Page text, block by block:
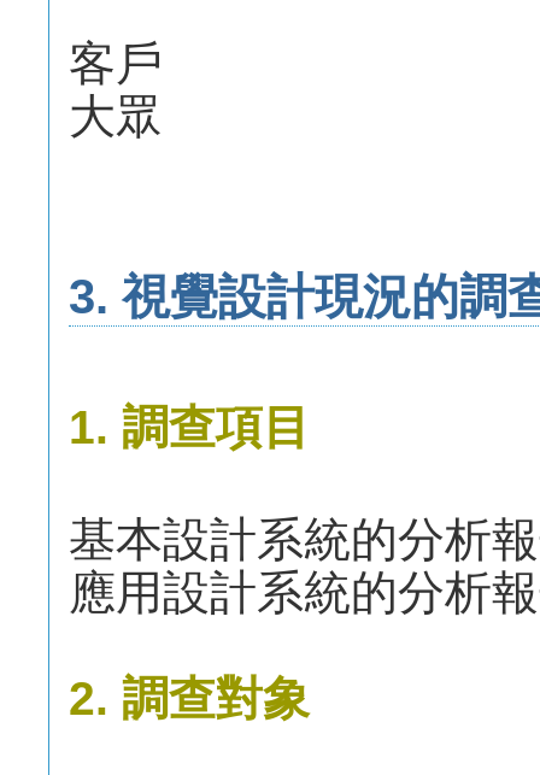
客戶
大眾
3. 視覺設計現況的調
1. 調查項目
基本設計系統的分析
應用設計系統的分析
2. 調查對象